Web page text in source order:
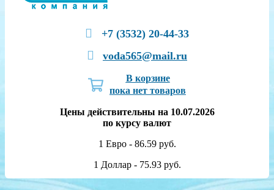
+7 (3532) 20-44-33
voda565@mail.ru
В корзине
пока нет товаров
Цены действительны на 10.07.2026
по курсу валют
1 Евро - 86.59 руб.
1 Доллар - 75.93 руб.